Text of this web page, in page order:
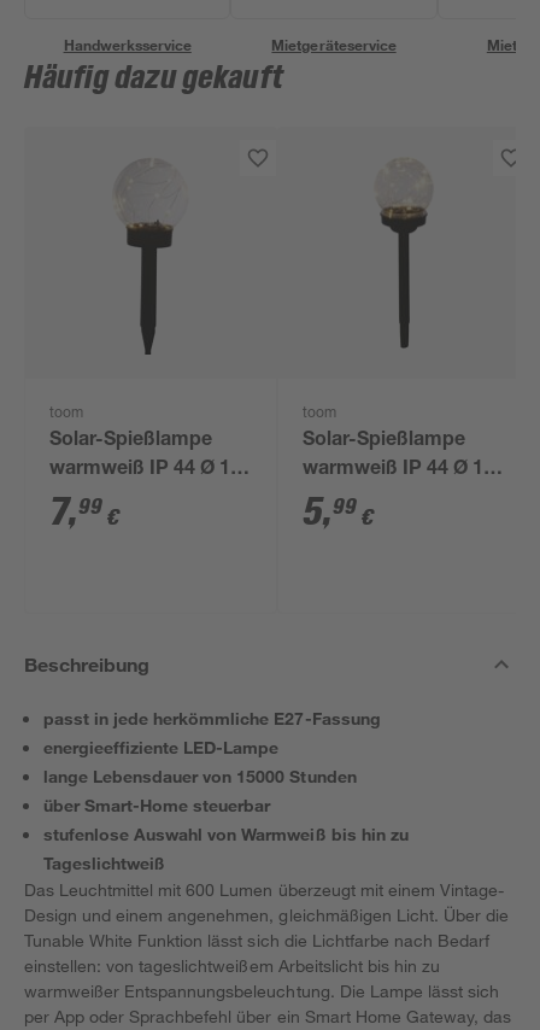
Handwerksservice Mietgeräteservice
Häufig dazu gekauft
toom
Solar-Spießlampe
warmweiß IP 44 Ø 15
x 44 cm
7,99 €
toom
Solar-Spießlampe
warmweiß IP 44 Ø 10
x 39 cm
5,99 €
Beschreibung
passt in jede herkömmliche E27-Fassung
energieeffiziente LED-Lampe
lange Lebensdauer von 15000 Stunden
über Smart-Home steuerbar
stufenlose Auswahl von Warmweiß bis hin zu
Tageslichtweiß
Das Leuchtmittel mit 600 Lumen überzeugt mit einem Vintage-
Design und einem angenehmen, gleichmäßigen Licht. Über die
Tunable White Funktion lässt sich die Lichtfarbe nach Bedarf
einstellen: von tageslichtweißem Arbeitslicht bis hin zu
warmweißer Entspannungsbeleuchtung. Die Lampe lässt sich
per App oder Sprachbefehl über ein Smart Home Gateway, das